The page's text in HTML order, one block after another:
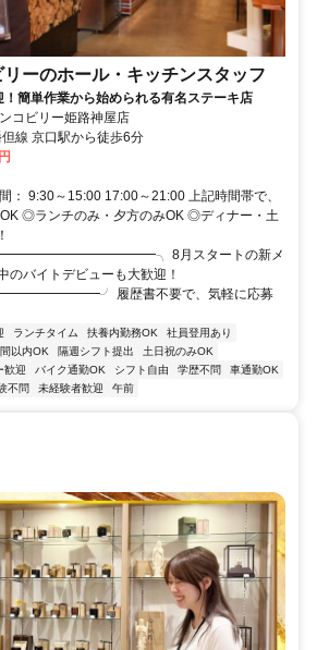
ーのホール・キッチンスタッフ
簡単作業から始められる有名ステーキ店
コビリー姫路神屋店
線 京口駅から徒歩6分
： 9:30～15:00 17:00～21:00 上記時間帯で、
◎ランチのみ・夕方のみOK ◎ディナー・土
8月スタートの新メ
のバイトデビューも大歓迎！
履歴書不要で、気軽に応募
ランチタイム 扶養内勤務OK
社員登用あり
以内OK 隔週シフト提出
土日祝のみOK
歓迎 バイク通勤OK シフト自由 学歴不問
車通勤OK
不問 未経験者歓迎 午前